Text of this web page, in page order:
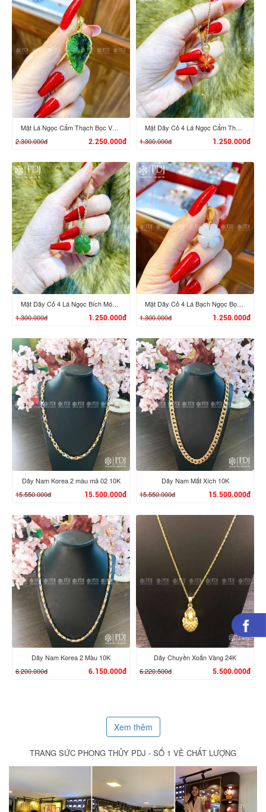
XEM CHI TIẾT XEM CHI TIẾT
XEM CHI TIẾT
Mặt Lá Ngọc Cẩm Thạch Bọc Vàng
2.300.000đ
2.250.000đ
XEM CHI TIẾT
Mặt Dây Cỏ 4 Lá Ngọc Cẩm Thạch Huyết
1.300.000đ
1.250.000đ
XEM CHI TIẾT
Mặt Dây Cỏ 4 Lá Ngọc Bích Móc Vàng
1.300.000đ
1.250.000đ
XEM CHI TIẾT
Mặt Dây Cỏ 4 Lá Bạch Ngọc Bọc Vàng 10K
1.300.000đ
1.250.000đ
XEM CHI TIẾT
Dây Nam Korea 2 màu mã 02 10K
15.550.000đ
15.500.000đ
XEM CHI TIẾT
Dây Nam Mắt Xích 10K
15.550.000đ
15.500.000đ
XEM CHI TIẾT
Dây Nam Korea 2 Màu 10K
6.200.000đ
6.150.000đ
XEM CHI TIẾT
Dây Chuyền Xoắn Vàng 24K
6.220.500đ
5.500.000đ
Xem thêm
TRANG SỨC PHONG THỦY PDJ - SỐ 1 VỀ CHẤT LƯỢNG